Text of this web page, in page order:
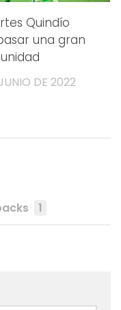
Quindío
una gran
DE 2022
1